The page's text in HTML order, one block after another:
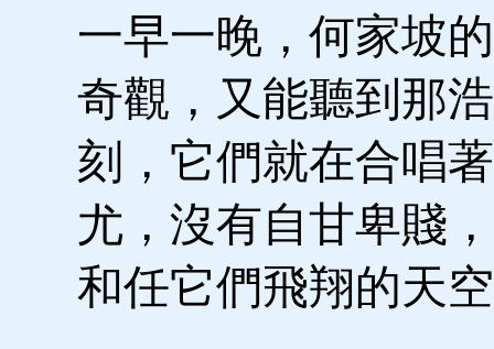
一早一晚，何家坡
奇觀，又能聽到那
刻，它們就在合唱
尤，沒有自甘卑賤
和任它們飛翔的天